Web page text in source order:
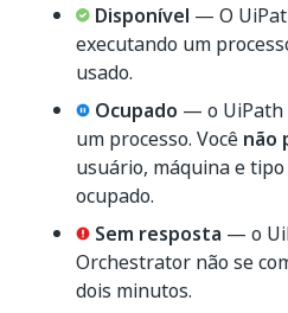
Disponível — O
executando um
usado.
Ocupado — o UiPath
um processo. Você não
usuário, máquina e
ocupado.
Sem resposta — o
Orchestrator não se
dois minutos.